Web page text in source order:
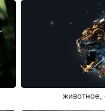
животное,